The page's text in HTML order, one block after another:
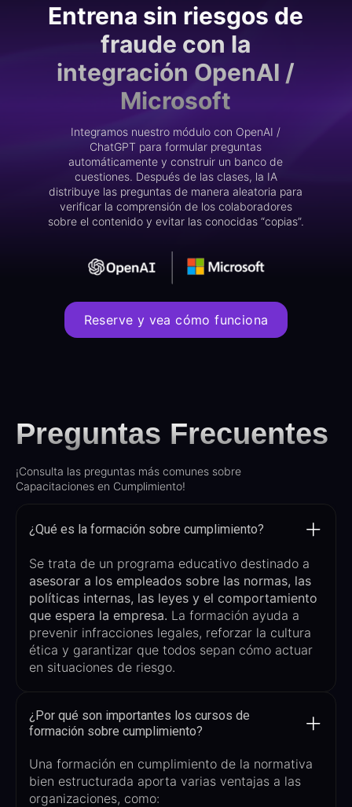
Entrena sin riesgos de
fraude con la
integración OpenAI /
Microsoft
Integramos nuestro módulo con OpenAI /
ChatGPT para formular preguntas
automáticamente y construir un banco de
cuestiones. Después de las clases, la IA
distribuye las preguntas de manera aleatoria para
verificar la comprensión de los colaboradores
sobre el contenido y evitar las conocidas “copias”.
Reserve y vea cómo funciona
Preguntas Frecuentes
¡Consulta las preguntas más comunes sobre
Capacitaciones en Cumplimiento!
¿Qué es la formación sobre cumplimiento?
Se trata de un programa educativo destinado a
asesorar a los empleados sobre las normas, las
políticas internas, las leyes y el comportamiento
que espera la empresa. La formación ayuda a
prevenir infracciones legales, reforzar la cultura
ética y garantizar que todos sepan cómo actuar
en situaciones de riesgo.
¿Por qué son importantes los cursos de
formación sobre cumplimiento?
Una formación en cumplimiento de la normativa
bien estructurada aporta varias ventajas a las
organizaciones, como: